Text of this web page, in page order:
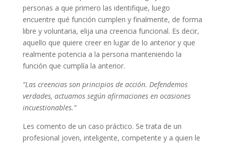
personas a que primero las identifique, luego
encuentre qué función cumplen y finalmente, de forma
libre y voluntaria, elija una creencia funcional. Es decir,
aquello que quiere creer en lugar de lo anterior y que
realmente potencia a la persona manteniendo la
función que cumplía la anterior.
“Las creencias son principios de acción. Defendemos
verdades, actuamos según afirmaciones en ocasiones
incuestionables.”
Les comento de un caso práctico. Se trata de un
profesional joven, inteligente, competente y a quien le